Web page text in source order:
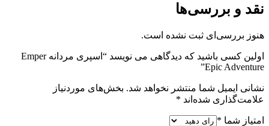
نقد و بررسی‌ها
هنوز بررسی‌ای ثبت نشده است.
اولین کسی باشید که دیدگاهی می نویسد “اسپری مردانه Emper
Epic Adventure”
نشانی ایمیل شما منتشر نخواهد شد. بخش‌های موردنیاز
علامت‌گذاری شده‌اند *
امتیاز شما *